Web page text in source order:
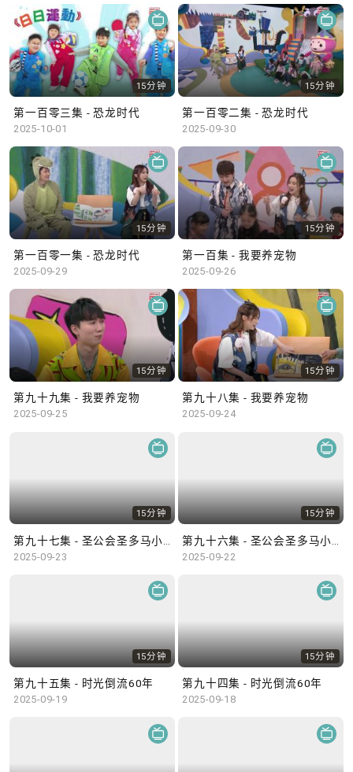
15分钟
第一百零三集 - 恐龙时代
2025-10-01
15分钟
第一百零二集 - 恐龙时代
2025-09-30
15分钟
第一百零一集 - 恐龙时代
2025-09-29
15分钟
第一百集 - 我要养宠物
2025-09-26
15分钟
第九十九集 - 我要养宠物
2025-09-25
15分钟
第九十八集 - 我要养宠物
2025-09-24
15分钟
2025-09-23
15分钟
2025-09-22
15分钟
第九十五集 - 时光倒流60年
2025-09-19
15分钟
第九十四集 - 时光倒流60年
2025-09-18